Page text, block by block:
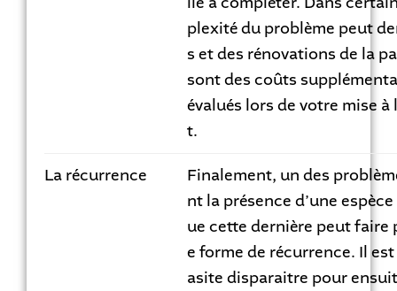
plexité du problème peut
s et des rénovations de la
sont des coûts
évalués lors de votre mise à
t.
La récurrence
Finalement, un des
nt la présence d’une
ue cette dernière peut faire
e forme de récurrence. Il
asite disparaitre pour